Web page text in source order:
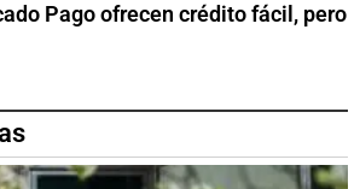
Pago ofrecen crédito fácil, pero